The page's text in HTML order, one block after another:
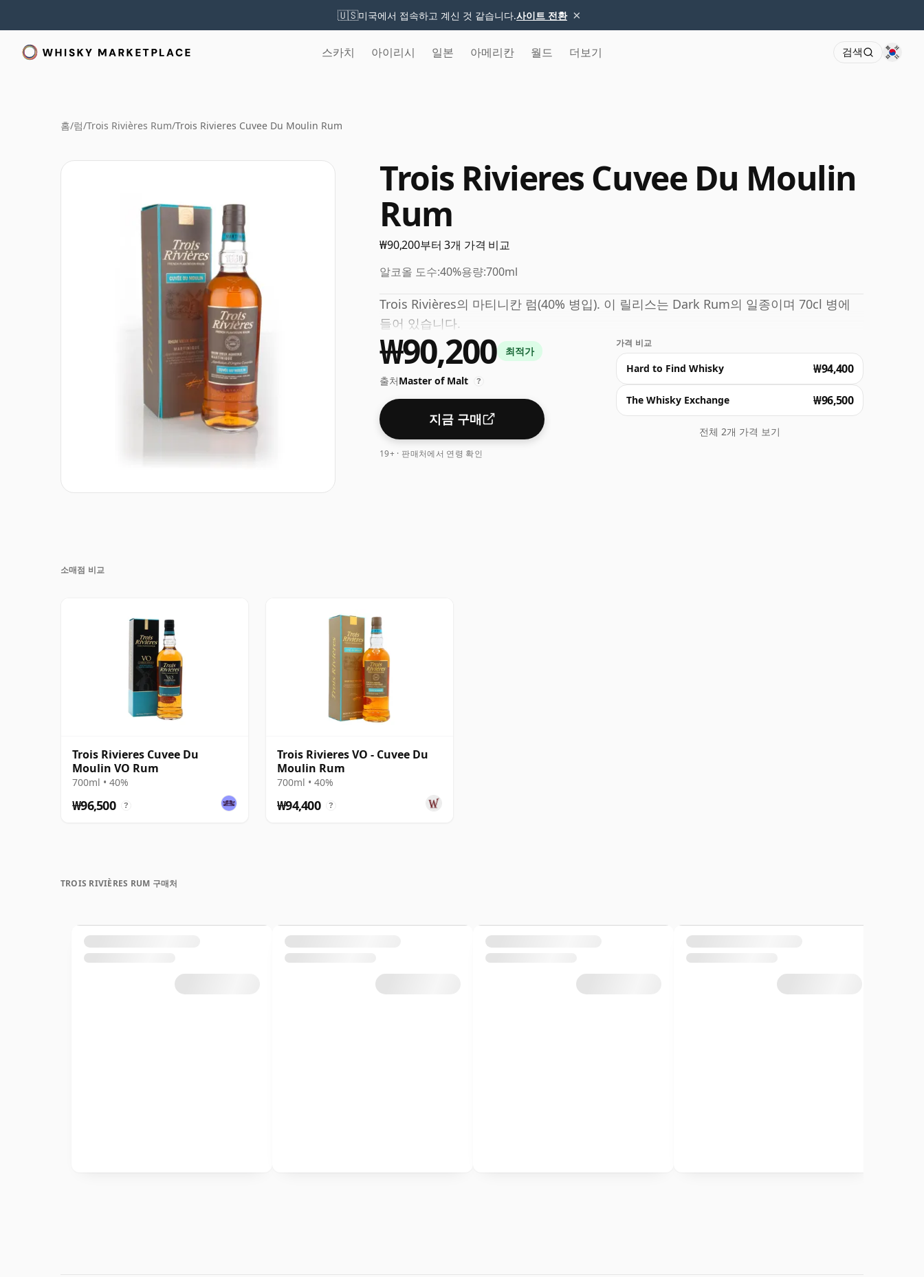
🇺🇸미국에서 접속하고 계신 것 같습니다.사이트 전환 ×
스카치 아이리시 일본 아메리칸 월드 더보기 검색
홈/럼/Trois Rivières Rum/Trois Rivieres Cuvee Du Moulin Rum
Trois Rivieres Cuvee Du Moulin
Rum
₩90,200부터 3개 가격 비교
알코올 도수:40%용량:700ml
Trois Rivières의 마티니칸 럼(40% 병입). 이 릴리스는 Dark Rum의 일종이며 70cl 병에
들어 있습니다.
₩90,200 최적가
출처Master of Malt ?
지금 구매
19+ · 판매처에서 연령 확인
가격 비교
Hard to Find Whisky ₩94,400
The Whisky Exchange ₩96,500
전체 2개 가격 보기
소매점 비교
Trois Rivieres Cuvee Du
Moulin VO Rum
700ml • 40%
₩96,500 ?
Trois Rivieres VO - Cuvee Du
Moulin Rum
700ml • 40%
₩94,400 ?
TROIS RIVIÈRES RUM 구매처